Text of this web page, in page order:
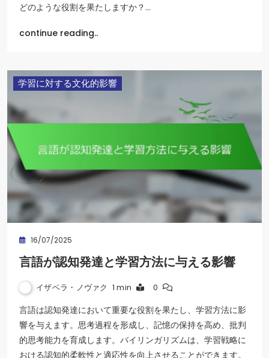
どのような役割を果たしますか？…
continue reading..
学習に対する文化的影響
16/07/2025
言語が認知発達と学習方法に与える影響
イザベラ・ノヴァク 1 min 0
言語は認知発達において重要な役割を果たし、学習方法に影
響を与えます。思考過程を形成し、記憶の保持を高め、批判
的思考能力を育成します。バイリンガリズムは、学習戦略に
おける認知的柔軟性と適応性を向上させることができます。